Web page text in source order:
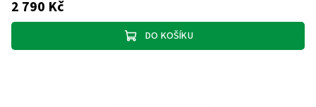
2 790 Kč
DO KOŠÍKU